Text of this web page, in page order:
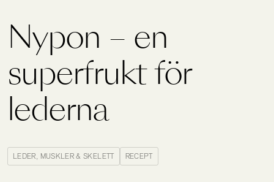
Kosttillskott
Kit
Nypon – en
superfrukt för
lederna
LEDER, MUSKLER & SKELETT RECEPT